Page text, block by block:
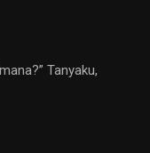
Tanyaku,